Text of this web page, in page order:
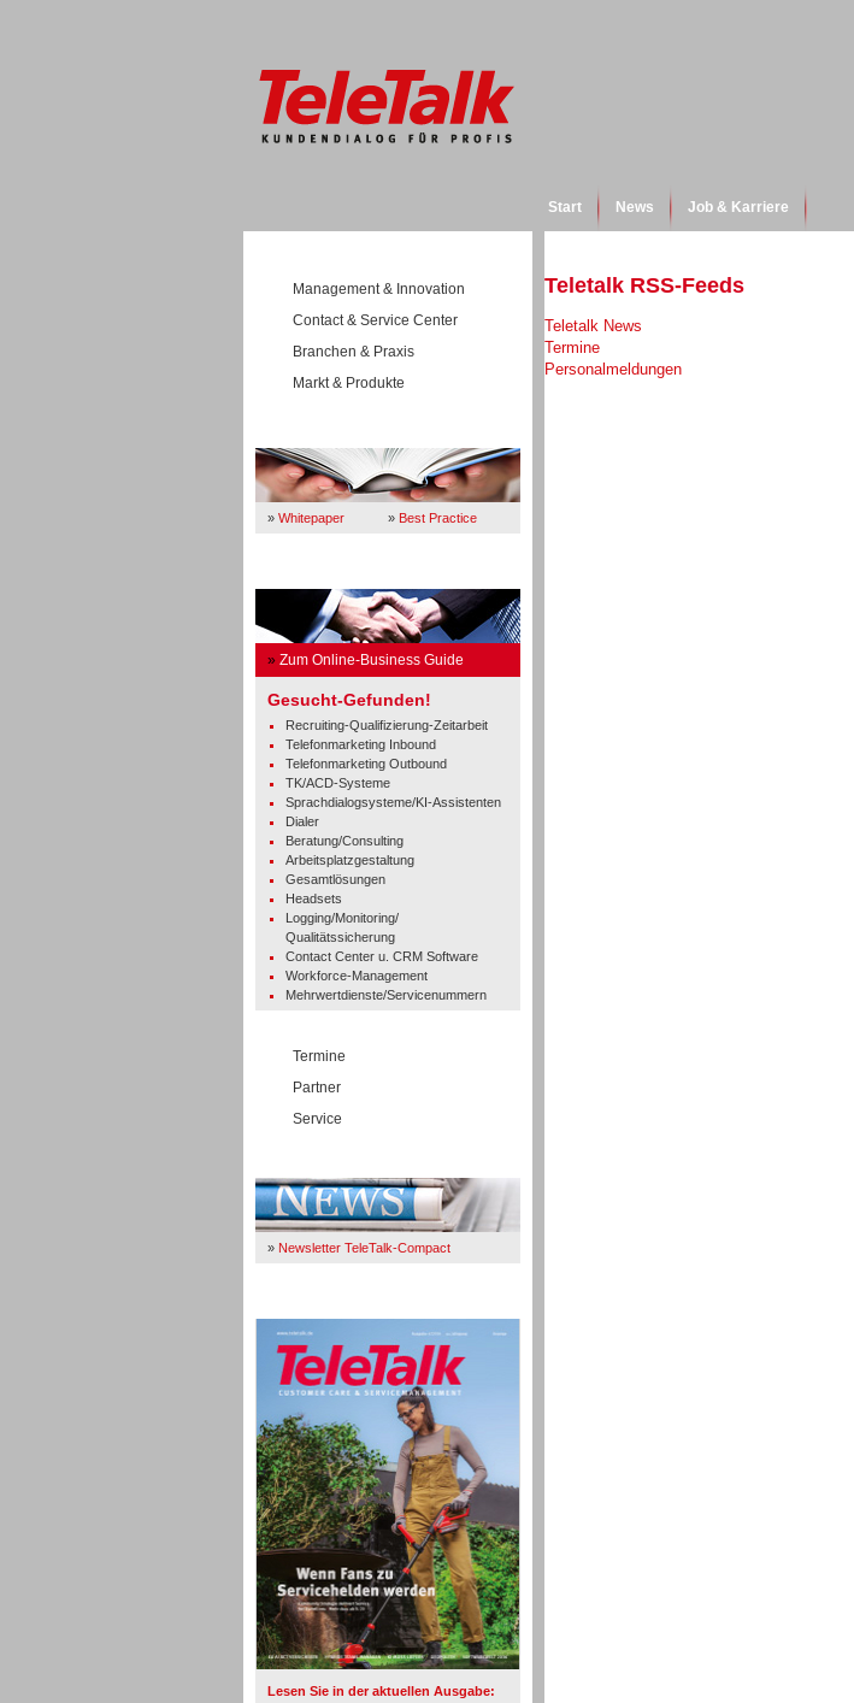
Start News Job & Karriere
Management & Innovation
Contact & Service Center
Branchen & Praxis
Markt & Produkte
» Whitepaper » Best Practice
» Zum Online-Business Guide
Gesucht-Gefunden!
Recruiting-Qualifizierung-Zeitarbeit
Telefonmarketing Inbound
Telefonmarketing Outbound
TK/ACD-Systeme
Sprachdialogsysteme/KI-Assistenten
Dialer
Beratung/Consulting
Arbeitsplatzgestaltung
Gesamtlösungen
Headsets
Logging/Monitoring/
Qualitätssicherung
Contact Center u. CRM Software
Workforce-Management
Mehrwertdienste/Servicenummern
Termine
Partner
Service
» Newsletter TeleTalk-Compact
Lesen Sie in der aktuellen Ausgabe:
TK- und ACD-Systeme
Teletalk RSS-Feeds
Teletalk News
Termine
Personalmeldungen